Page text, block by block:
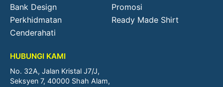
Bank Design
Promosi
Perkhidmatan
Ready Made Shirt
Cenderahati
HUBUNGI KAMI
No. 32A, Jalan Kristal J7/J,
Seksyen 7, 40000 Shah Alam,